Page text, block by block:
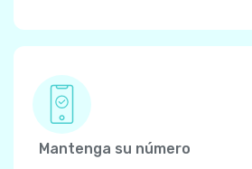
Mantenga su número